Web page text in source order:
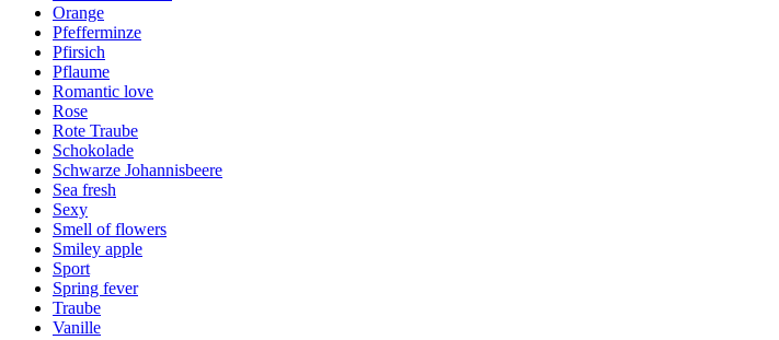
Orange
Pfefferminze
Pfirsich
Pflaume
Romantic love
Rose
Rote Traube
Schokolade
Schwarze Johannisbeere
Sea fresh
Sexy
Smell of flowers
Smiley apple
Sport
Spring fever
Traube
Vanille